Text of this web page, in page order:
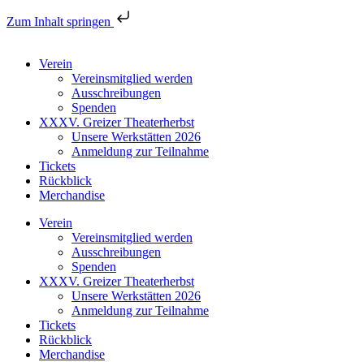
Zum Inhalt springen
Verein
Vereinsmitglied werden
Ausschreibungen
Spenden
XXXV. Greizer Theaterherbst
Unsere Werkstätten 2026
Anmeldung zur Teilnahme
Tickets
Rückblick
Merchandise
Verein
Vereinsmitglied werden
Ausschreibungen
Spenden
XXXV. Greizer Theaterherbst
Unsere Werkstätten 2026
Anmeldung zur Teilnahme
Tickets
Rückblick
Merchandise